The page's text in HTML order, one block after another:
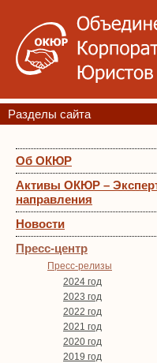
Разделы сайта
Об ОКЮР
Активы ОКЮР –
направления
Новости
Пресс-центр
Пресс-релизы
2024 год
2023 год
2022 год
2021 год
2020 год
2019 год